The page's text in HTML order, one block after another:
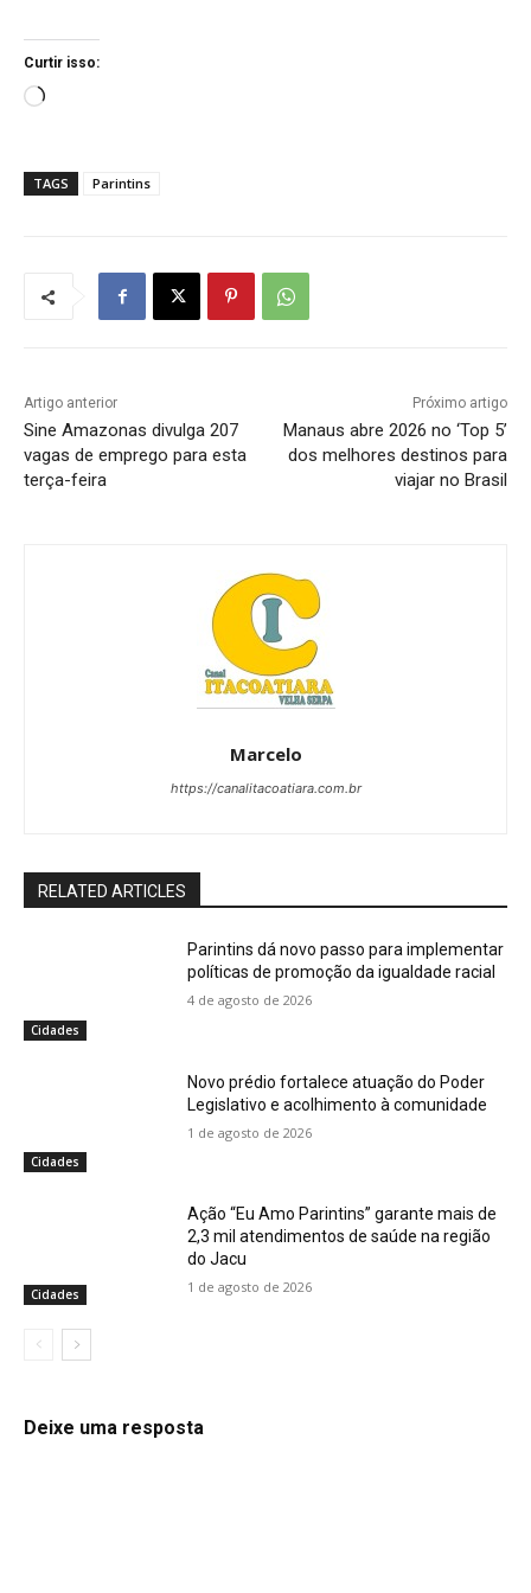
Curtir isso:
C
r
a
.
.
.
TAGS Parintins
Artigo anterior
Sine Amazonas divulga 207
vagas de emprego para esta
terça-feira
Próximo artigo
Manaus abre 2026 no ‘Top 5’
dos melhores destinos para
viajar no Brasil
Marcelo
https://canalitacoatiara.com.br
RELATED ARTICLES
Cidades
Parintins dá novo passo para implementar
políticas de promoção da igualdade racial
4 de agosto de 2026
Cidades
Novo prédio fortalece atuação do Poder
Legislativo e acolhimento à comunidade
1 de agosto de 2026
Cidades
Ação “Eu Amo Parintins” garante mais de
2,3 mil atendimentos de saúde na região
do Jacu
1 de agosto de 2026
Deixe uma resposta